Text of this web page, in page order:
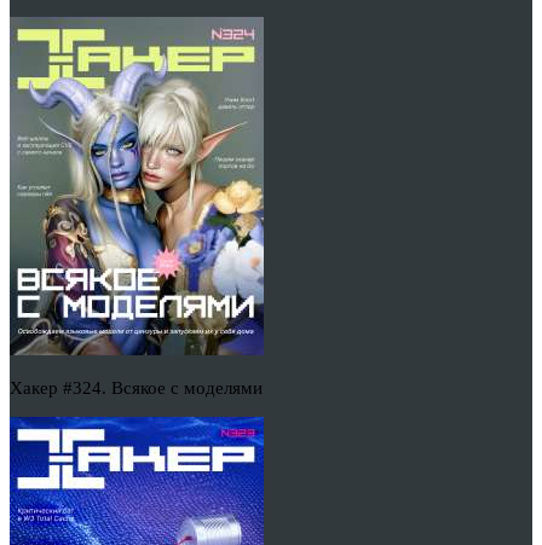
Хакер #324. Всякое с моделями